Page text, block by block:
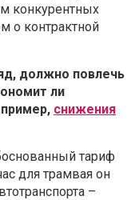
конкурентных
о контрактной
должно повлечь
ли
снижения
тариф
для трамвая он
–